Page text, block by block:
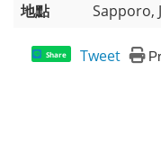
地點
Sapporo,
Share Tweet